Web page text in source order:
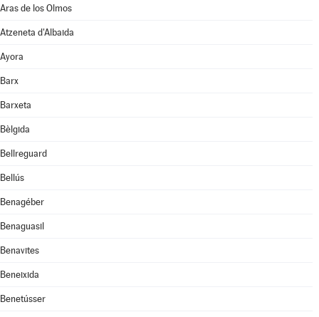
Aras de los Olmos
Atzeneta d'Albaida
Ayora
Barx
Barxeta
Bèlgida
Bellreguard
Bellús
Benagéber
Benaguasil
Benavites
Beneixida
Benetússer